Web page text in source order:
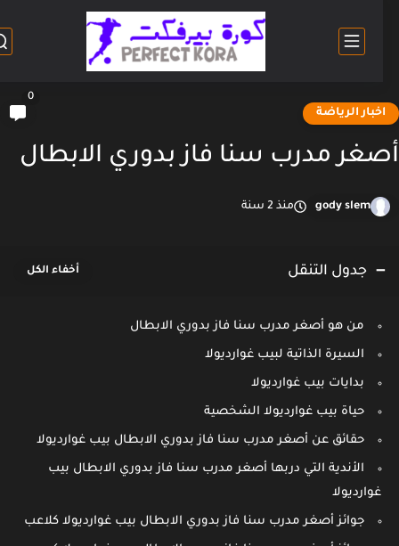
الرياضة
مدرب سنا فاز بدوري الابطال
gody slem منذ 2 سنة
جدول التنقل
من هو أصغر مدرب سنا فاز بدوري الابطال
السيرة الذاتية لبيب غوارديولا
بدايات بيب غوارديولا
حياة بيب غوارديولا الشخصية
حقائق عن أصغر مدرب سنا فاز بدوري الابطال بيب غوارديولا
الأندية التي دربها أصغر مدرب سنا فاز بدوري الابطال بيب
غوارديولا
جوائز أصغر مدرب سنا فاز بدوري الابطال بيب غوارديولا كلاعب